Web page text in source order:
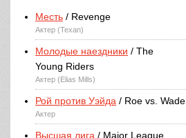
Месть / Revenge
Актер (Texan)
Молодые наездники / The
Young Riders
Актер (Elias Mills)
Рой против Уэйда / Roe vs. Wade
Актер
Высшая лига / Major League